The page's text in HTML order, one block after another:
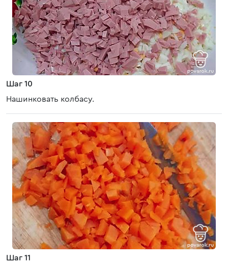
Шаг 10
Нашинковать колбасу.
Шаг 11